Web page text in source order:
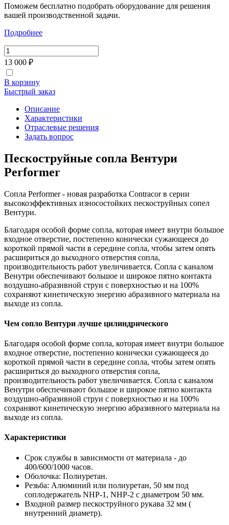
Поможем бесплатно подобрать оборудование для решения
вашей производственной задачи.
Подробнее
13 000 ₽
В корзину
Быстрый заказ
Описание
Характеристики
Отраслевые решения
Задать вопрос
Пескоструйные сопла Вентури
Performer
Сопла Performer - новая разработка Contracor в серии
высокоэффективных износостойких пескоструйных сопел
Вентури.
Благодаря особой форме сопла, которая имеет внутри большое
входное отверстие, постепенно конически сужающееся до
короткой прямой части в середине сопла, чтобы затем опять
расшириться до выходного отверстия сопла,
производительность работ увеличивается. Сопла с каналом
Венутри обеспечивают большое и широкое пятно контакта
воздушно-абразивной струи с поверхностью и на 100%
сохраняют кинетическую энергию абразивного материала на
выходе из сопла.
Чем сопло Вентури лучше цилиндрического
Благодаря особой форме сопла, которая имеет внутри большое
входное отверстие, постепенно конически сужающееся до
короткой прямой части в середине сопла, чтобы затем опять
расшириться до выходного отверстия сопла,
производительность работ увеличивается. Сопла с каналом
Венутри обеспечивают большое и широкое пятно контакта
воздушно-абразивной струи с поверхностью и на 100%
сохраняют кинетическую энергию абразивного материала на
выходе из сопла.
Характеристики
Срок службы в зависимости от материала - до
400/600/1000 часов.
Оболочка: Полиуретан.
Резьба: Алюминий или полиуретан, 50 мм под
соплодержатель NHP-1, NHP-2 с диаметром 50 мм.
Входной размер пескоструйного рукава 32 мм (
внутренний диаметр).